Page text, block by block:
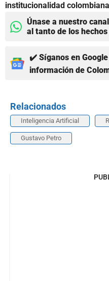
institucionalidad
Únase a nuestro
al tanto de los
✔️ Síganos en
información de
Relacionados
Inteligencia Artificial
Gustavo Petro